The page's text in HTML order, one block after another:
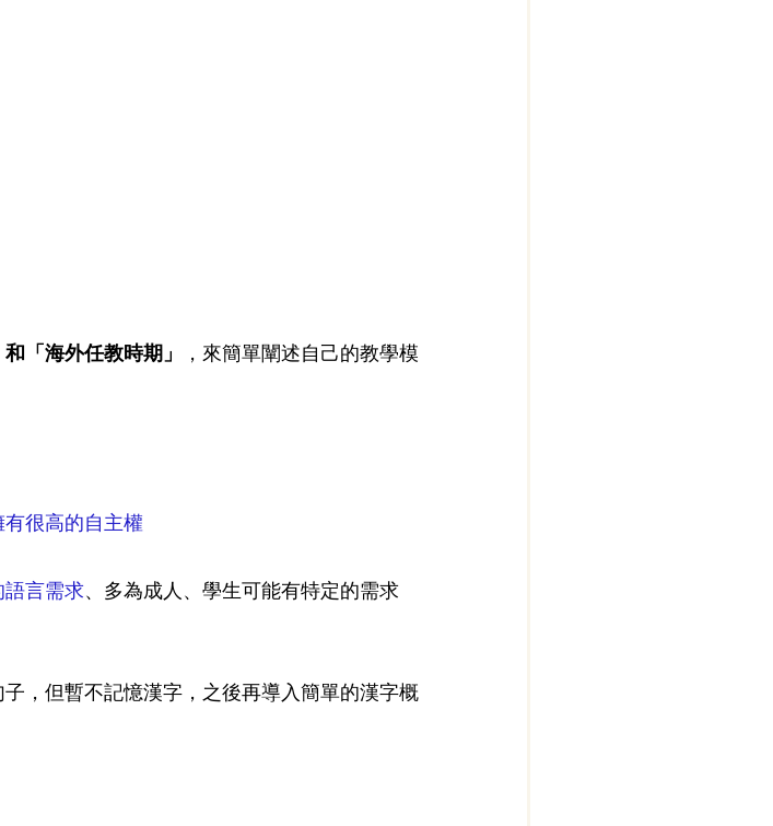
「海外任教時期」
，來簡單闡述自己的教學模
很高的自主權
言需求、多為成人、學生可能有特定的需求
，但暫不記憶漢字，之後再導入簡單的漢字概